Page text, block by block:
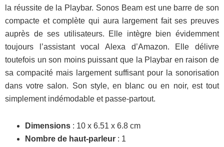
la réussite de la Playbar. Sonos Beam est une barre de son
compacte et complète qui aura largement fait ses preuves
auprès de ses utilisateurs. Elle intègre bien évidemment
toujours l’assistant vocal Alexa d’Amazon. Elle délivre
toutefois un son moins puissant que la Playbar en raison de
sa compacité mais largement suffisant pour la sonorisation
dans votre salon. Son style, en blanc ou en noir, est tout
simplement indémodable et passe-partout.
Dimensions : 10 x 6.51 x 6.8 cm
Nombre de haut-parleur : 1